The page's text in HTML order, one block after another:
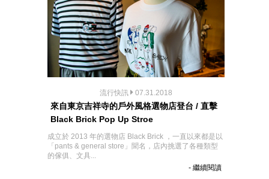
流行快訊 07.31.2018
來自東京吉祥寺的戶外風格選物店登台 / 直擊
Black Brick Pop Up Stroe
成立於 2013 年的選物店 Black Brick ，一直以來都是以
「pants & general store」聞名，店內挑選了各種類型
的傢俱、文具...
- 繼續閱讀